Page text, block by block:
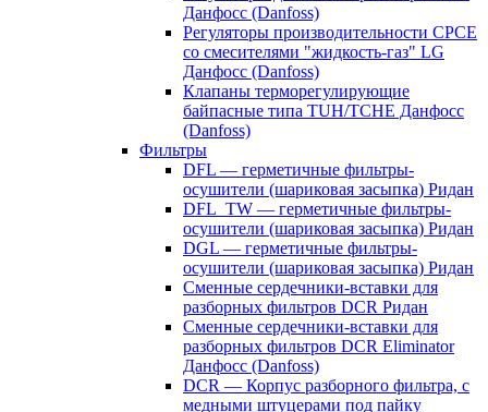
Данфосс (Danfoss)
Регуляторы производительности CPCE
со смесителями "жидкость-газ" LG
Данфосс (Danfoss)
Клапаны терморегулирующие
байпасные типа TUH/TCHE Данфосс
(Danfoss)
Фильтры
DFL — герметичные фильтры-
осушители (шариковая засыпка) Ридан
DFL_TW — герметичные фильтры-
осушители (шариковая засыпка) Ридан
DGL — герметичные фильтры-
осушители (шариковая засыпка) Ридан
Сменные сердечники-вставки для
разборных фильтров DCR Ридан
Сменные сердечники-вставки для
разборных фильтров DCR Eliminator
Данфосс (Danfoss)
DCR — Корпус разборного фильтра, с
медными штуцерами под пайку